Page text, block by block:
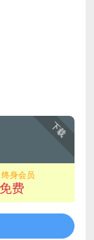
下载
终身会员
免费